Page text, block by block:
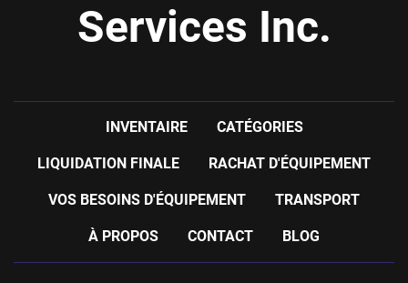
Services Inc.
INVENTAIRE CATÉGORIES
LIQUIDATION FINALE RACHAT D'ÉQUIPEMENT
VOS BESOINS D'ÉQUIPEMENT TRANSPORT
À PROPOS CONTACT BLOG